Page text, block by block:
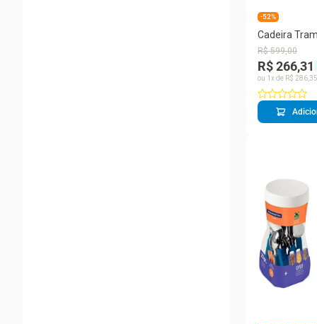
-52%
Cadeira
Branca em
Pernas de
R$ 599,00
R$ 266,31
ou 1 x de R$ 28635